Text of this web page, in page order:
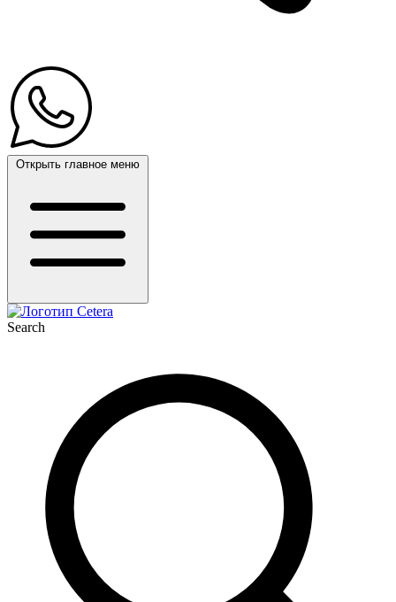
Открыть главное меню
Search